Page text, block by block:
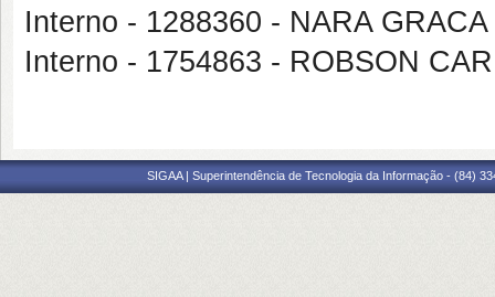
Interno - 1288360 - NARA
Interno - 1754863 - ROBSON
SIGAA | Superintendência de Tecnologia da Informação - (84)